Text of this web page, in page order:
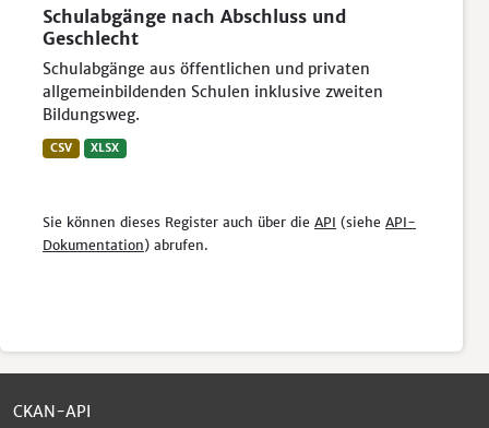
Schulabgänge nach Abschluss und
Geschlecht
Schulabgänge aus öffentlichen und privaten
allgemeinbildenden Schulen inklusive zweiten
Bildungsweg.
CSV XLSX
Sie können dieses Register auch über die API (siehe API-
Dokumentation) abrufen.
CKAN-API